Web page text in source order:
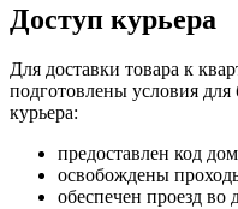
Доступ курьера
Для доставки товара к
подготовлены условия для
курьера:
предоставлен код
освобождены
обеспечен проезд во